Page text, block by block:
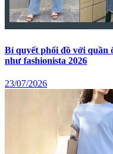
Bí quyết phối đồ với quần
như fashionista 2026
23/07/2026